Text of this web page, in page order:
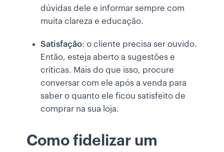
dúvidas dele e informar sempre com
muita clareza e educação.
Satisfação: o cliente precisa ser ouvido.
Então, esteja aberto a sugestões e
críticas. Mais do que isso, procure
conversar com ele após a venda para
saber o quanto ele ficou satisfeito de
comprar na sua loja.
Como fidelizar um